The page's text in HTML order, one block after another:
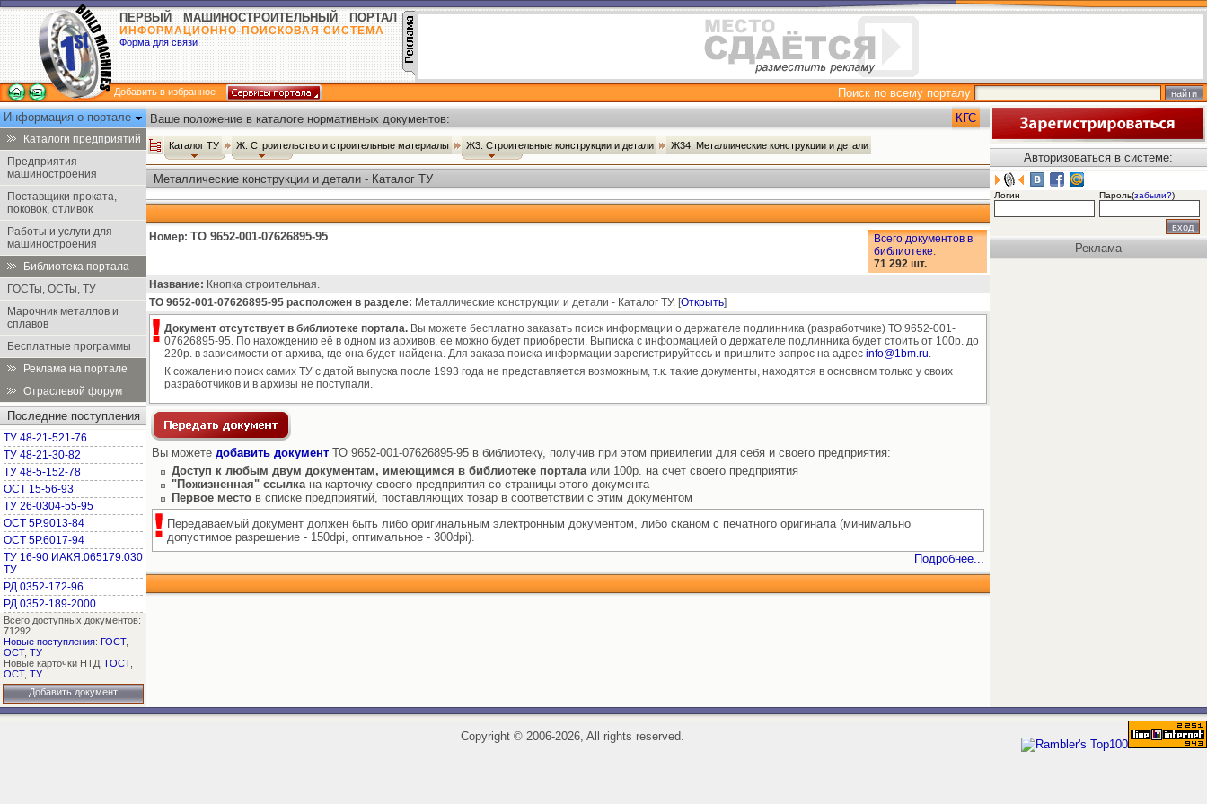
ПЕРВЫЙ МАШИНОСТРОИТЕЛЬНЫЙ ПОРТАЛ
ИНФОРМАЦИОННО-ПОИСКОВАЯ СИСТЕМА
Форма для связи
Добавить в избранное
Поиск по всему порталу
Информация о портале
Каталоги предприятий
Предприятия
машиностроения
Поставщики проката,
поковок, отливок
Работы и услуги для
машиностроения
Библиотека портала
ГОСТы, ОСТы, ТУ
Марочник металлов и
сплавов
Бесплатные программы
Реклама на портале
Отраслевой форум
Последние поступления
ТУ 48-21-521-76
ТУ 48-21-30-82
ТУ 48-5-152-78
ОСТ 15-56-93
ТУ 26-0304-55-95
ОСТ 5Р.9013-84
ОСТ 5Р.6017-94
ТУ 16-90 ИАКЯ.065179.030
ТУ
РД 0352-172-96
РД 0352-189-2000
Всего доступных документов:
71292
Новые поступления: ГОСТ,
ОСТ, ТУ
Новые карточки НТД: ГОСТ,
ОСТ, ТУ
Добавить документ
Ваше положение в каталоге нормативных документов: КГС
Каталог ТУ Ж: Строительство и строительные материалы Ж3: Строительные конструкции и детали Ж34: Металлические конструкции и детали
Металлические конструкции и детали - Каталог ТУ
Номер: ТО 9652-001-07626895-95
Всего документов в
библиотеке:
71 292 шт.
Название: Кнопка строительная.
ТО 9652-001-07626895-95 расположен в разделе: Металлические конструкции и детали - Каталог ТУ. [Открыть]
Документ отсутствует в библиотеке портала. Вы можете бесплатно заказать поиск информации о держателе подлинника (разработчике) ТО 9652-001-
07626895-95. По нахождению её в одном из архивов, ее можно будет приобрести. Выписка с информацией о держателе подлинника будет стоить от 100р. до
220р. в зависимости от архива, где она будет найдена. Для заказа поиска информации зарегистрируйтесь и пришлите запрос на адрес info@1bm.ru.
К сожалению поиск самих ТУ с датой выпуска после 1993 года не представляется возможным, т.к. такие документы, находятся в основном только у своих
разработчиков и в архивы не поступали.
Вы можете добавить документ ТО 9652-001-07626895-95 в библиотеку, получив при этом привилегии для себя и своего предприятия:
Доступ к любым двум документам, имеющимся в библиотеке порталаили 100р. на счет своего предприятия
"Пожизненная" ссылкана карточку своего предприятия со страницы этого документа
Первое место в списке предприятий, поставляющих товар в соответствии с этим документом
Передаваемый документ должен быть либо оригинальным электронным документом, либо сканом с печатного оригинала (минимально
допустимое разрешение - 150dpi, оптимальное - 300dpi).
Подробнее...
Авторизоваться в системе:
Логин Пароль(забыли?)
Реклама
Copyright ©2006-2026, All rights reserved.